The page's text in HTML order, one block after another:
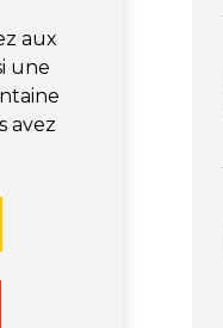
aux
une
avez